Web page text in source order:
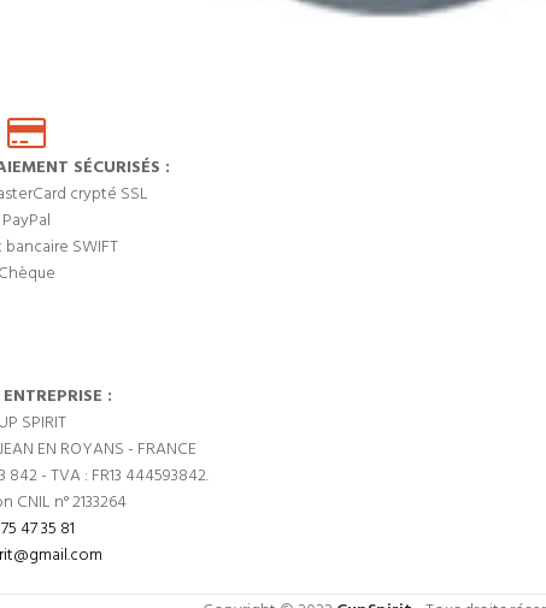
SÉCURISÉS :
crypté SSL
PayPal
SWIFT
Chèque
:
SPIRIT
EN ROYANS - FRANCE
842 - TVA : FR13 444593842.
CNIL n° 2133264
47 35 81